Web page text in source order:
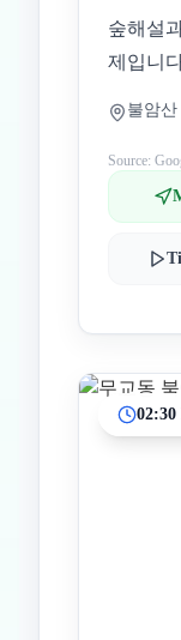
숲해설
제입니
불암
Source: